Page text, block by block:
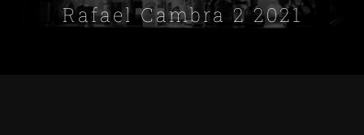
Rafael Cambra 2 2021